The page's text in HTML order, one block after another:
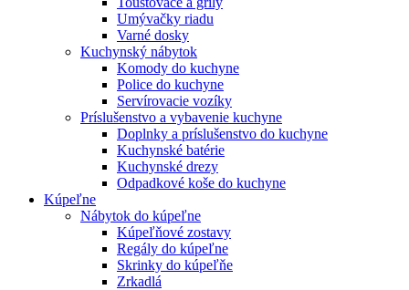
Umývačky riadu
Varné dosky
Kuchynský nábytok
Komody do kuchyne
Police do kuchyne
Servírovacie vozíky
Príslušenstvo a vybavenie kuchyne
Doplnky a príslušenstvo do kuchyne
Kuchynské batérie
Kuchynské drezy
Odpadkové koše do kuchyne
Kúpeľne
Nábytok do kúpeľne
Kúpeľňové zostavy
Regály do kúpeľne
Skrinky do kúpeľňe
Zrkadlá